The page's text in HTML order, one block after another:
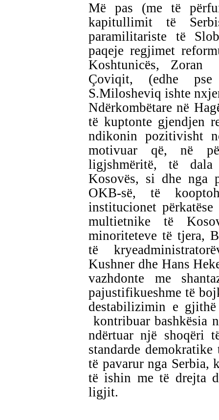
Më pas (me të
kapitullimit të
paramilitariste të
paqeje regjimet
Koshtunicës, Zoran
Çoviqit, (edhe
S.Milosheviq ishte
Ndërkombëtare në
të kuptonte gjendjen
ndikonin pozitivisht
motivuar që, në
ligjshmëritë, të
Kosovës, si dhe nga
OKB-së, të
institucionet
multietnike të
minoriteteve të tjera,
të
Kushner dhe Hans
vazhdonte me
pajustifikueshme të
destabilizimin e
kontribuar bashkësia
ndërtuar një shoqëri
standarde
të pavarur nga Serbia,
të ishin me të drejta
ligjit.